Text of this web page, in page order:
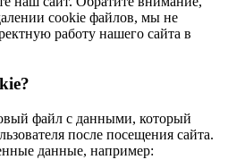
cookie файлов, мы не
работу нашего сайта в
файл с данными, который
после посещения сайта.
данные, например: